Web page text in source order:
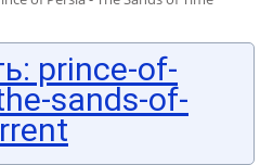
prince-of-
sands-of-